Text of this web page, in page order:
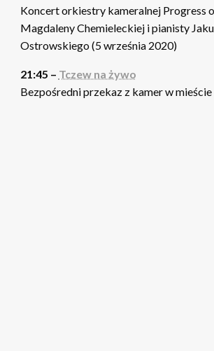
Koncert orkiestry kameralnej Progress
Magdaleny Chemieleckiej i pianisty
Ostrowskiego (5 września 2020)
21:45 – Tczew na żywo
Bezpośredni przekaz z kamer w mieście